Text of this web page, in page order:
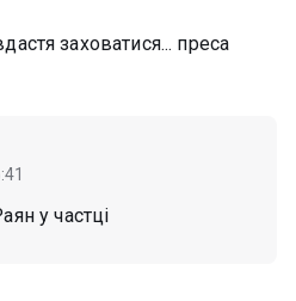
заховатися... преса
у частці